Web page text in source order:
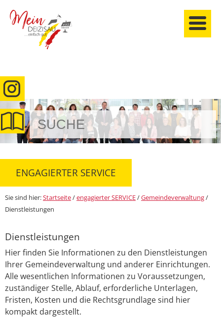
anmelden
ENGAGIERTER SERVICE
Sie sind hier:Startseite/engagierter SERVICE/Gemeindeverwaltung/
Dienstleistungen
Dienstleistungen
Hier finden Sie Informationen zu den Dienstleistungen
Ihrer Gemeindeverwaltung und anderer Einrichtungen.
Alle wesentlichen Informationen zu Voraussetzungen,
zuständiger Stelle, Ablauf, erforderliche Unterlagen,
Fristen, Kosten und die Rechtsgrundlage sind hier
kompakt dargestellt.